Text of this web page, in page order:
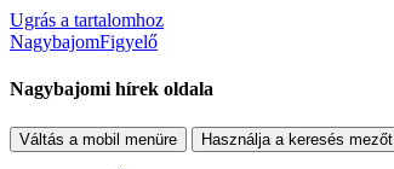
Ugrás a tartalomhoz
NagybajomFigyelő
Nagybajomi hírek oldala
Váltás a mobil menüre Használja a keresés mezőt